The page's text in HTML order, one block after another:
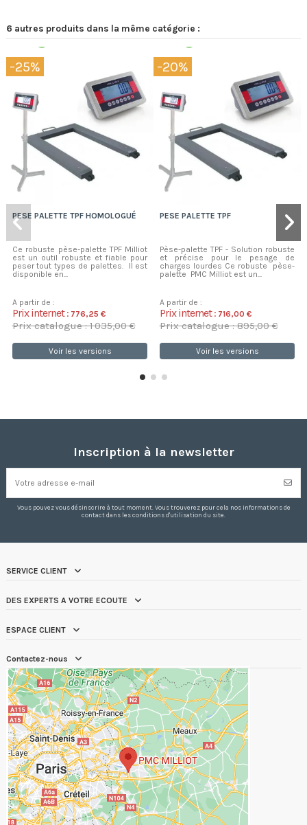
6 autres produits dans la même catégorie :
-25%
PESE PALETTE TPF HOMOLOGUÉ
Ce robuste pèse-palette TPF Milliot
est un outil robuste et fiable pour
peser tout types de palettes. Il est
disponible en...
Expédition 48/72h
A partir de :
Prix internet : 776,25 €
Prix catalogue : 1 035,00 €
Voir les versions
-20%
PESE PALETTE TPF
Pèse-palette TPF - Solution robuste
et précise pour le pesage de
charges lourdes Ce robuste pèse-
palette PMC Milliot est un...
Expédition 48/72h
A partir de :
Prix internet : 716,00 €
Prix catalogue : 895,00 €
Voir les versions
Inscription à la newsletter
Vous pouvez vous désinscrire à tout moment. Vous trouverez pour cela nos informations de
contact dans les conditions d'utilisation du site.
SERVICE CLIENT
DES EXPERTS A VOTRE ECOUTE
ESPACE CLIENT
Contactez-nous